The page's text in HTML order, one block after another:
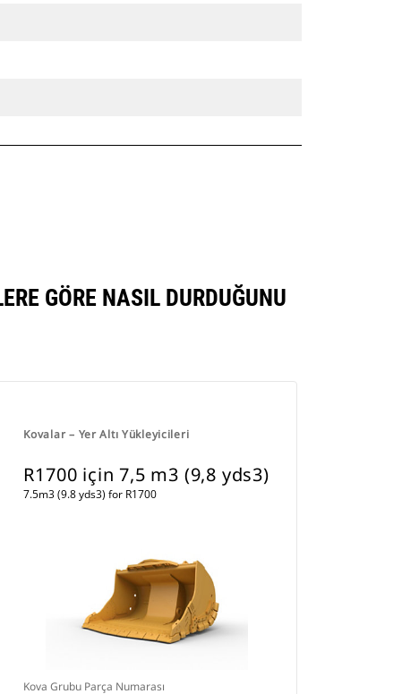
GÖRE NASIL DURDUĞUNU
Kovalar – Yer Altı Yükleyicileri
R1700 için 7,5 m3 (9,8 yds3)
7.5m3 (9.8 yds3) for R1700
Kova Grubu Parça Numarası